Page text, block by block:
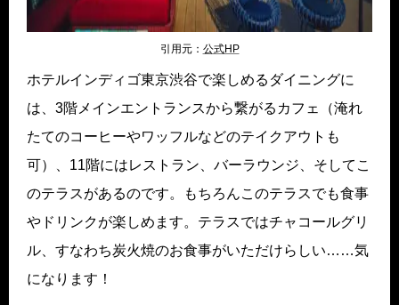
引用元： 公式HP
ホテルインディゴ東京渋谷で楽しめるダイニングに
は、3階メインエントランスから繋がるカフェ（淹れ
たてのコーヒーやワッフルなどのテイクアウトも
可）、11階にはレストラン、バーラウンジ、そしてこ
のテラスがあるのです。もちろんこのテラスでも食事
やドリンクが楽しめます。テラスではチャコールグリ
ル、すなわち炭火焼のお食事がいただけらしい……気
になります！